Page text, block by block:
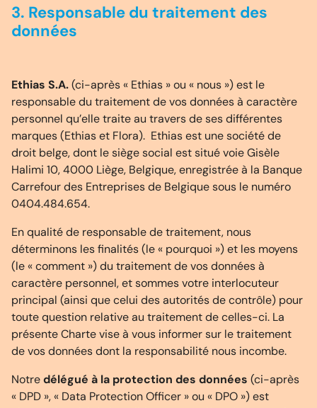
3. Responsable du traitement des
données
Ethias S.A.(ci-après « Ethias » ou « nous ») est le
responsable du traitement de vos données à caractère
personnel qu’elle traite au travers de ses différentes
marques (Ethias et Flora). Ethias est une société de
droit belge, dont le siège social est situé voie Gisèle
Halimi 10, 4000 Liège, Belgique, enregistrée à la Banque
Carrefour des Entreprises de Belgique sous le numéro
0404.484.654.
En qualité de responsable de traitement, nous
déterminons les finalités (le « pourquoi ») et les moyens
(le « comment ») du traitement de vos données à
caractère personnel, et sommes votre interlocuteur
principal (ainsi que celui des autorités de contrôle) pour
toute question relative au traitement de celles-ci. La
présente Charte vise à vous informer sur le traitement
de vos données dont la responsabilité nous incombe.
Notredélégué à la protection des données (ci-après
« DPD », « Data Protection Officer » ou « DPO ») est